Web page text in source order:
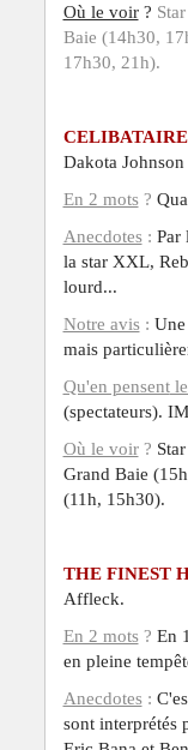
Où le voir?
Baie (14h30,
17h30, 21h).
Dakota
En 2 mots?
Anecdotes: Par
la star XXL,
lourd...
Notre avis:
mais
Qu'en pensent
(spectateurs).
Où le voir?
Grand Baie
(11h, 15h30).
THE FINEST
Affleck.
En 2 mots? En
en pleine
Anecdotes:
sont interprétés